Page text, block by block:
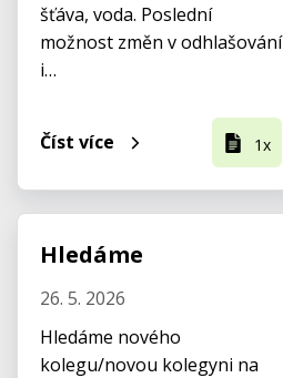
šťáva, voda. Poslední
možnost změn v odhlašování
i…
Číst více 1x
Hledáme
26. 5. 2026
Hledáme nového
kolegu/novou kolegyni na